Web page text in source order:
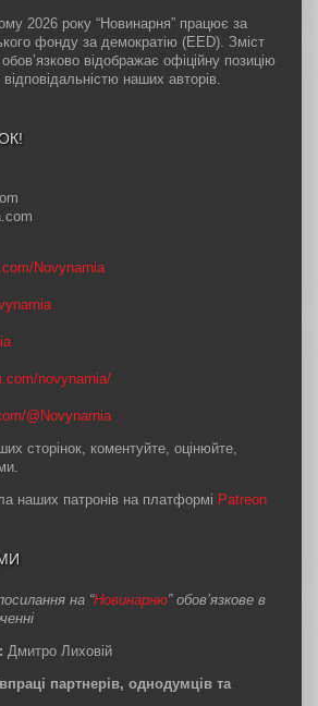
2026 року “Новинарня” працює за
фонду за демократію (EED). Зміст
відображає офіційну позицію
наших авторів.
Novynarnia
novynarnia/
@Novynarnia
сторінок, коментуйте, оцінюйте,
наших патронів на платформі Patreon
на “Новинарню” обов’язкове в
Дмитро Лиховій
партнерів, однодумців та